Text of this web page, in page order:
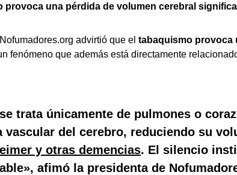
provoca una pérdida de volumen cerebral
advirtió que el tabaquismo provoca
fenómeno que además está directamente
trata únicamente de pulmones o
vascular del cerebro, reduciendo su
y otras demencias. El silencio
afimó la presidenta de